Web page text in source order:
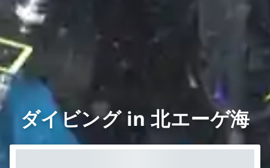
ダイビング in 北エーゲ海